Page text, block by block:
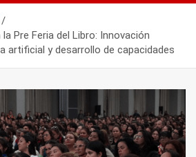
Pre Feria del Libro: Innovación
artificial y desarrollo de capacidades